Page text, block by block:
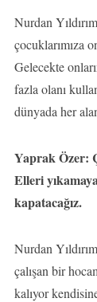
Nurdan
çocuklarımıza
Gelecekte
fazla olanı
dünyada her
Yaprak Özer:
Elleri
kapatacağız.
Nurdan
çalışan bir
kalıyor